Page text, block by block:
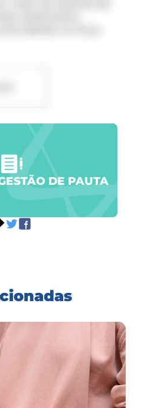
meio de exames de
observaram
bebida no fluxo
DE PAUTA